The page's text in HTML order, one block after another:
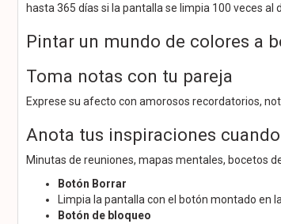
hasta 365 días si la pantalla se limpia 100 veces al
Pintar un mundo de colores a
Toma notas con tu pareja
Exprese su afecto con amorosos recordatorios,
Anota tus inspiraciones
Minutas de reuniones, mapas mentales, bocetos
Botón Borrar
Limpia la pantalla con el botón montado en
Botón de bloqueo